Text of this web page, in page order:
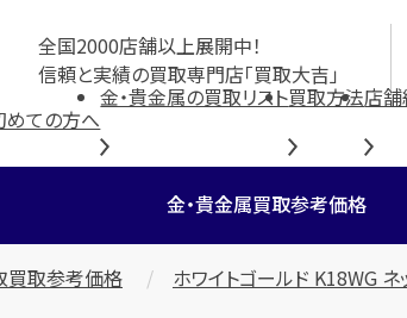
全国2000店舗以上展開中！
信頼と実績の買取専門店「買取大吉」
めての方へ
金・貴金属の買取リスト買取方法店
金・貴金属買取参考価格
買取参考価格 ホワイトゴールド K18WG